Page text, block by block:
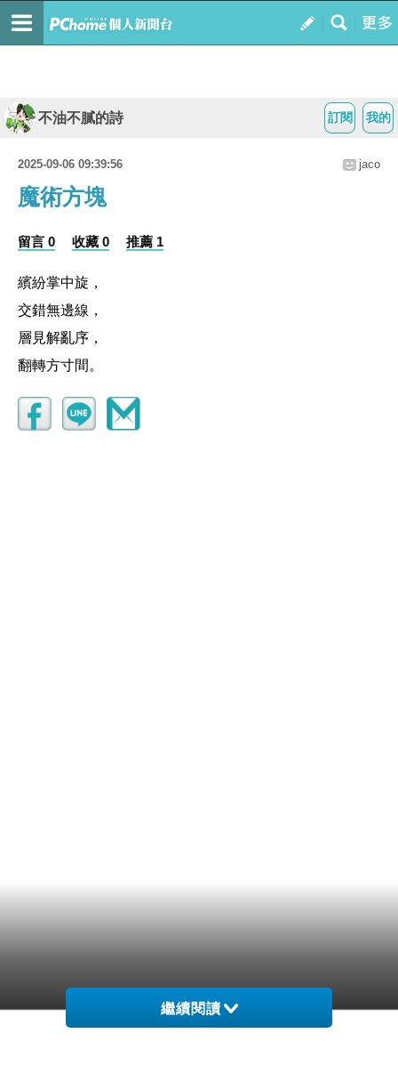
我的
訂閱
不油不膩的詩
2025-09-06 09:39:56 jaco
魔術方塊
留言 0 收藏 0 推薦 1
繽紛掌中旋，
交錯無邊線，
層見解亂序，
翻轉方寸間。
繼續閱讀